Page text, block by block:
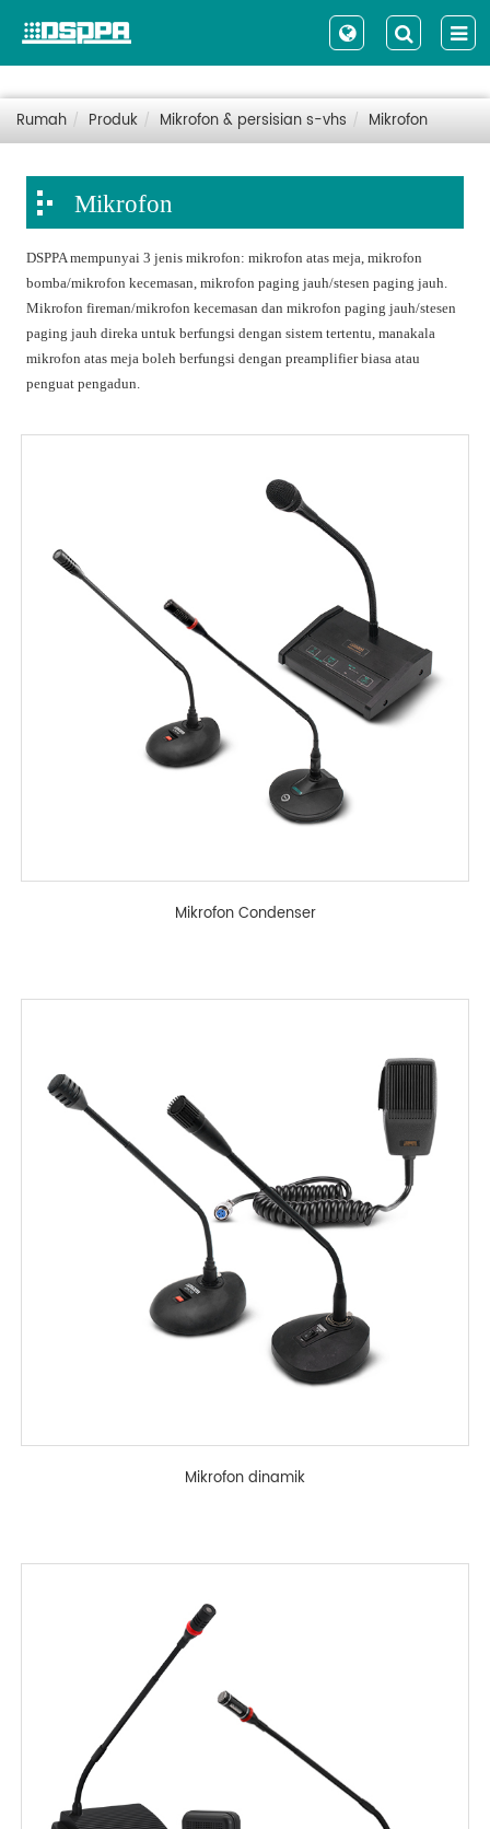
Rumah Produk Mikrofon & persisian s-vhs Mikrofon
Mikrofon
DSPPA mempunyai 3 jenis mikrofon: mikrofon atas meja, mikrofon
bomba/mikrofon kecemasan, mikrofon paging jauh/stesen paging jauh.
Mikrofon fireman/mikrofon kecemasan dan mikrofon paging jauh/stesen
paging jauh direka untuk berfungsi dengan sistem tertentu, manakala
mikrofon atas meja boleh berfungsi dengan preamplifier biasa atau
penguat pengadun.
Mikrofon Condenser
Mikrofon dinamik